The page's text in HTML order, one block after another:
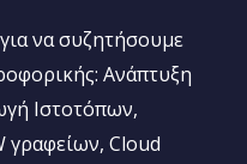
να συζητήσουμε
Ανάπτυξη
Ιστοτόπων,
γραφείων, Cloud